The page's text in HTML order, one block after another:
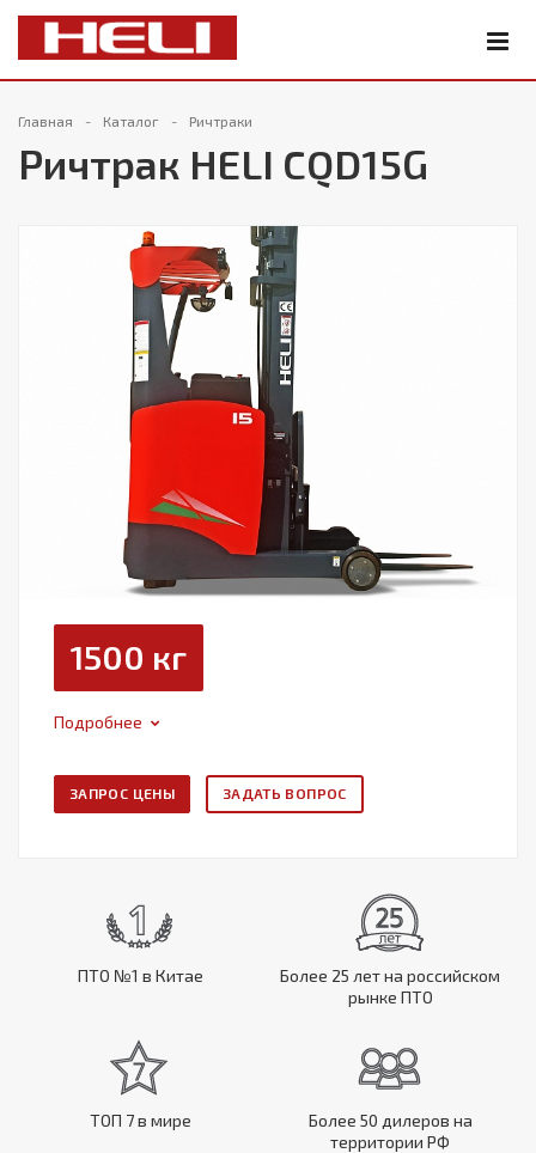
Главная Каталог Ричтраки
Ричтрак HELI CQD15G
1500 кг
Подробнее
ЗАПРОС ЦЕНЫ ЗАДАТЬ ВОПРОС
ПТО №1 в Китае
Более 25 лет на российском
рынке ПТО
ТОП 7 в мире
Более 50 дилеров на
территории РФ